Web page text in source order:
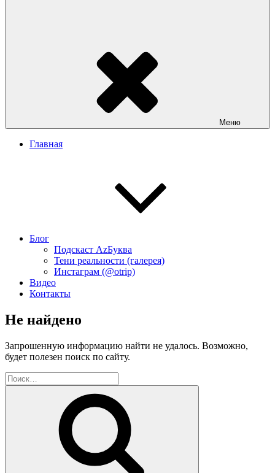
Меню
Главная
Блог
Подскаст АzБуква
Тени реальности (галерея)
Инстаграм (@otrip)
Видео
Контакты
Не найдено
Запрошенную информацию найти не удалось. Возможно,
будет полезен поиск по сайту.
Искать: